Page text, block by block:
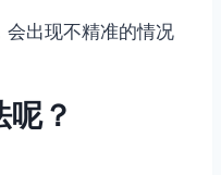
会出现不精准的情况
？